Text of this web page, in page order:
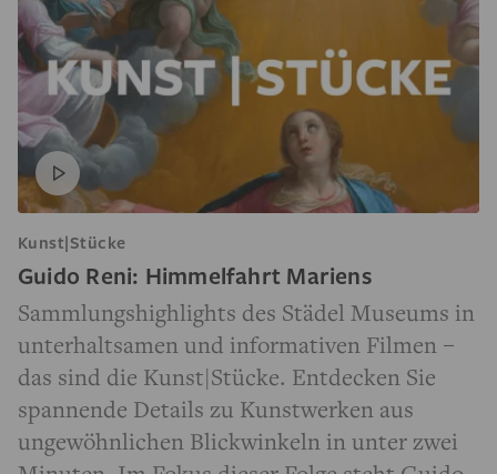
Kunst|Stücke
Guido Reni: Himmelfahrt Mariens
Sammlungshighlights des Städel Museums in
unterhaltsamen und informativen Filmen –
das sind die Kunst|Stücke. Entdecken Sie
spannende Details zu Kunstwerken aus
ungewöhnlichen Blickwinkeln in unter zwei